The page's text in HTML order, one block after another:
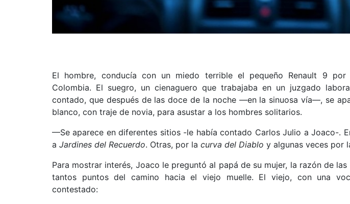
El hombre, conducía con un miedo terrible el pequeño Renault 9 por
Colombia. El suegro, un cienaguero que trabajaba en un juzgado
contado, que después de las doce de la noche —en la sinuosa vía—, se
blanco, con traje de novia, para asustar a los hombres solitarios.
—Se aparece en diferentes sitios -le había contado Carlos Julio a Joaco-.
a Jardines del Recuerdo. Otras, por la curva del Diablo y algunas veces por
Para mostrar interés, Joaco le preguntó al papá de su mujer, la razón de
tantos puntos del camino hacia el viejo muelle. El viejo, con una
contestado: